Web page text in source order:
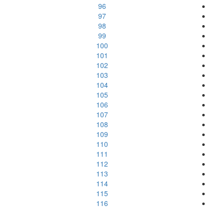
96
97
98
99
100
101
102
103
104
105
106
107
108
109
110
111
112
113
114
115
116